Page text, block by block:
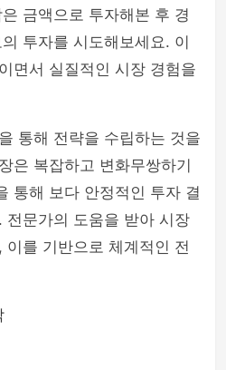
금액으로 투자해본 후 경
투자를 시도해보세요. 이
면서 실질적인 시장 경험을
통해 전략을 수립하는 것을
은 복잡하고 변화무쌍하기
통해 보다 안정적인 투자 결
전문가의 도움을 받아 시장
를 기반으로 체계적인 전